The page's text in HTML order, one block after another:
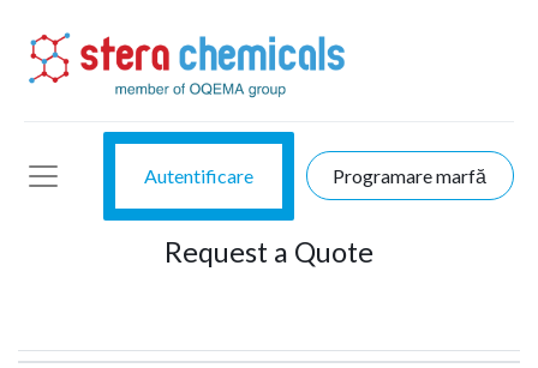
Autentificare Programare marfă
Request a Quote